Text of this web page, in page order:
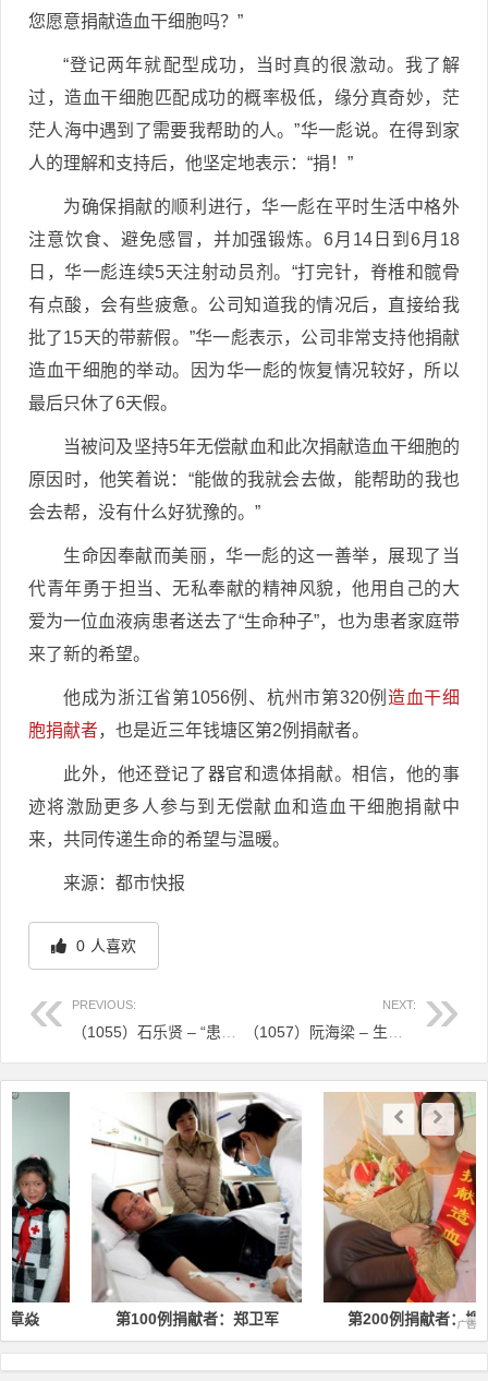
您愿意捐献造血干细胞吗？”
“登记两年就配型成功，当时真的很激动。我了解
过，造血干细胞匹配成功的概率极低，缘分真奇妙，茫
茫人海中遇到了需要我帮助的人。”华一彪说。在得到家
人的理解和支持后，他坚定地表示：“捐！”
为确保捐献的顺利进行，华一彪在平时生活中格外
注意饮食、避免感冒，并加强锻炼。6月14日到6月18
日，华一彪连续5天注射动员剂。“打完针，脊椎和髋骨
有点酸，会有些疲惫。公司知道我的情况后，直接给我
批了15天的带薪假。”华一彪表示，公司非常支持他捐献
造血干细胞的举动。因为华一彪的恢复情况较好，所以
最后只休了6天假。
当被问及坚持5年无偿献血和此次捐献造血干细胞的
原因时，他笑着说：“能做的我就会去做，能帮助的我也
会去帮，没有什么好犹豫的。”
生命因奉献而美丽，华一彪的这一善举，展现了当
代青年勇于担当、无私奉献的精神风貌，他用自己的大
爱为一位血液病患者送去了“生命种子”，也为患者家庭带
来了新的希望。
他成为浙江省第1056例、杭州市第320例 造血干细
胞捐献者，也是近三年钱塘区第2例捐献者。
此外，他还登记了器官和遗体捐献。相信，他的事
迹将激励更多人参与到无偿献血和造血干细胞捐献中
来，共同传递生命的希望与温暖。
来源：都市快报
0 人喜欢
PREVIOUS: NEXT:
文章导航
第100例捐献者：郑卫军 第200例捐献者：柳蓓蕾